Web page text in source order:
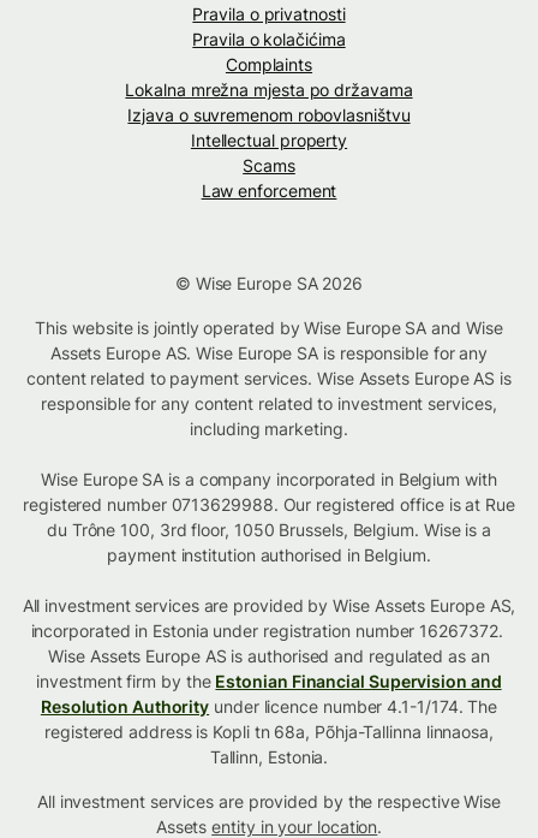
Pravila o privatnosti
Pravila o kolačićima
Complaints
Lokalna mrežna mjesta po državama
Izjava o suvremenom robovlasništvu
Intellectual property
Scams
Law enforcement
© Wise Europe SA 2026
This website is jointly operated by Wise Europe SA and Wise
Assets Europe AS. Wise Europe SA is responsible for any
content related to payment services. Wise Assets Europe AS is
responsible for any content related to investment services,
including marketing.
Wise Europe SA is a company incorporated in Belgium with
registered number 0713629988. Our registered office is at Rue
du Trône 100, 3rd floor, 1050 Brussels, Belgium. Wise is a
payment institution authorised in Belgium.
All investment services are provided by Wise Assets Europe AS,
incorporated in Estonia under registration number 16267372.
Wise Assets Europe AS is authorised and regulated as an
investment firm by the Estonian Financial Supervision and
Resolution Authority under licence number 4.1-1/174. The
registered address is Kopli tn 68a, Põhja-Tallinna linnaosa,
Tallinn, Estonia.
All investment services are provided by the respective Wise
Assetsentity in your location.